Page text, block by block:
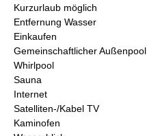
Kurzurlaub möglich
Entfernung Wasser
Einkaufen
Gemeinschaftlicher Außenpool
Whirlpool
Sauna
Internet
Satelliten-/Kabel TV
Kaminofen